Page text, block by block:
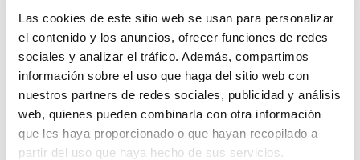
Las cookies de este sitio web se usan para personalizar
el contenido y los anuncios, ofrecer funciones de redes
sociales y analizar el tráfico. Además, compartimos
información sobre el uso que haga del sitio web con
nuestros partners de redes sociales, publicidad y análisis
web, quienes pueden combinarla con otra información
que les haya proporcionado o que hayan recopilado a
partir del uso que haya hecho de sus servicios.
DETALLES DEL PRODUCTO RESEÑAS
Envíos
gratuitos a
partir de 100
€. Solo península.
Pago
seguro
garantizado.
Recambios
para nuestros
productos.